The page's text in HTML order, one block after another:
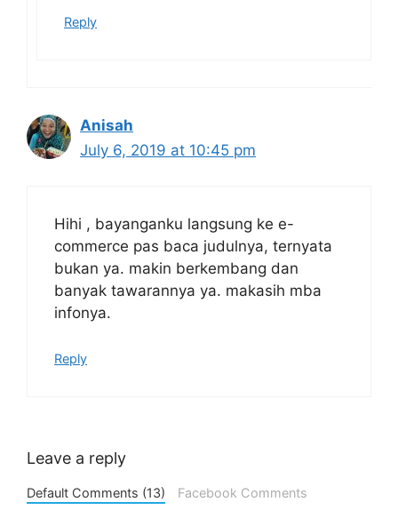
Reply
Anisah
July 6, 2019 at 10:45 pm
Hihi , bayanganku langsung ke e-
commerce pas baca judulnya, ternyata
bukan ya. makin berkembang dan
banyak tawarannya ya. makasih mba
infonya.
Reply
Leave a reply
Default Comments (13) Facebook Comments